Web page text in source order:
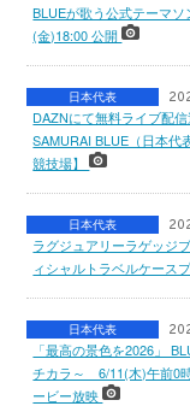
BLUEが歌う公式テーマ
(金)18:00 公開
日本代表
DAZNにて無料ライブ配
SAMURAI BLUE（日本代
競技場】
日本代表
ラグジュアリーラゲッジ
ィシャルトラベルケース
日本代表
「最高の景色を2026」
チカラ～ 6/11(木)午前0
ービー放映